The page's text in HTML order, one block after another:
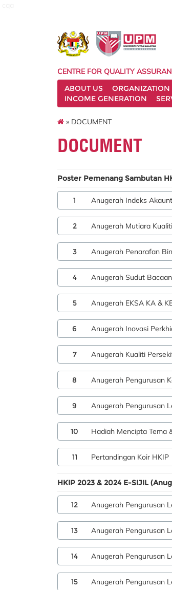
CENTRE FOR QUALITY
ABOUT US
ORGANIZATION
INCOME GENERATION
» DOCUMENT
DOCUMENT
Poster Pemenang Sambutan
1 Anugerah Indeks
2 Anugerah Mutiara
3 Anugerah Penarafan
4 Anugerah Sudut
5 Anugerah EKSA KA &
6 Anugerah Inovasi
7 Anugerah Kualiti
8 Anugerah Pengurusan
9 Anugerah Pengurusan
10 Hadiah Mencipta Tema
11 Pertandingan Koir HKIP
HKIP 2023 & 2024 E-SIJIL
12 Anugerah Pengurusan
13 Anugerah Pengurusan
14 Anugerah Pengurusan
15 Anugerah Pengurusan